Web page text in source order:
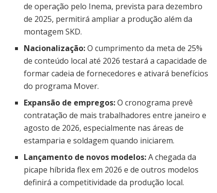
de operação pelo Inema, prevista para dezembro
de 2025, permitirá ampliar a produção além da
montagem SKD.
Nacionalização:O cumprimento da meta de 25%
de conteúdo local até 2026 testará a capacidade de
formar cadeia de fornecedores e ativará benefícios
do programa Mover.
Expansão de empregos:O cronograma prevê
contratação de mais trabalhadores entre janeiro e
agosto de 2026, especialmente nas áreas de
estamparia e soldagem quando iniciarem.
Lançamento de novos modelos:A chegada da
picape híbrida flex em 2026 e de outros modelos
definirá a competitividade da produção local.